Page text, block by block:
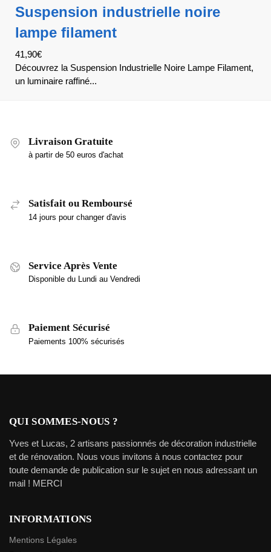
Suspension industrielle noire
lampe filament
41,90€
Découvrez la Suspension Industrielle Noire Lampe Filament,
un luminaire raffiné...
Livraison Gratuite
à partir de 50 euros d'achat
Satisfait ou Remboursé
14 jours pour changer d'avis
Service Après Vente
Disponible du Lundi au Vendredi
Paiement Sécurisé
Paiements 100% sécurisés
QUI SOMMES-NOUS ?
Yves et Lucas, 2 artisans passionnés de décoration industrielle
et de rénovation. Nous vous invitons à nous contactez pour
toute demande de publication sur le sujet en nous adressant un
mail ! MERCI
INFORMATIONS
Mentions Légales